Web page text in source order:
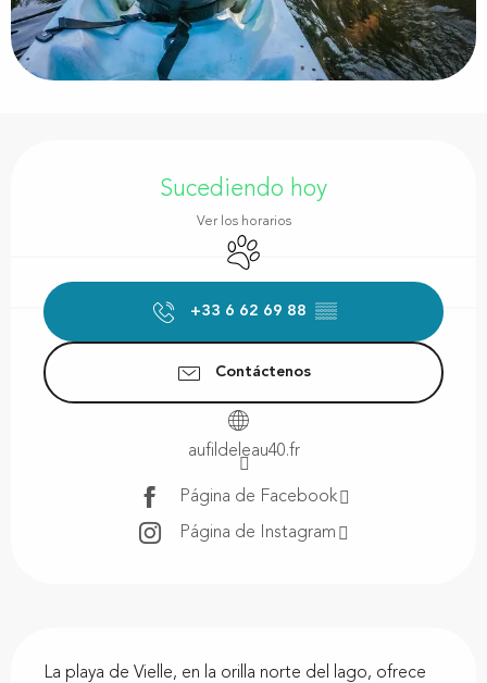
Sucediendo hoy
Ver los horarios
Se aceptan animales
+33 6 62 69 88 ▒▒
Contáctenos
aufildeleau40.fr
Página de Facebook
Página de Instagram
La playa de Vielle, en la orilla norte del lago, ofrece